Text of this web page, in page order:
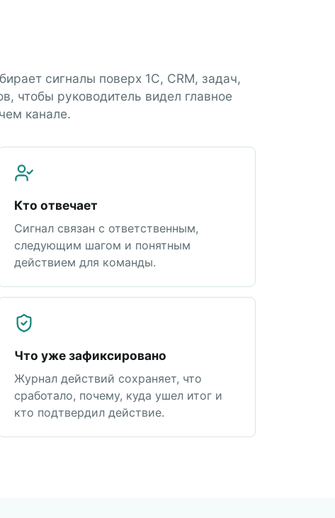
сигналы поверх 1С, CRM, задач,
чтобы руководитель видел главное
канале.
Кто отвечает
Сигнал связан с ответственным,
следующим шагом и понятным
действием для команды.
Что уже зафиксировано
Журнал действий сохраняет, что
сработало, почему, куда ушел итог и
кто подтвердил действие.